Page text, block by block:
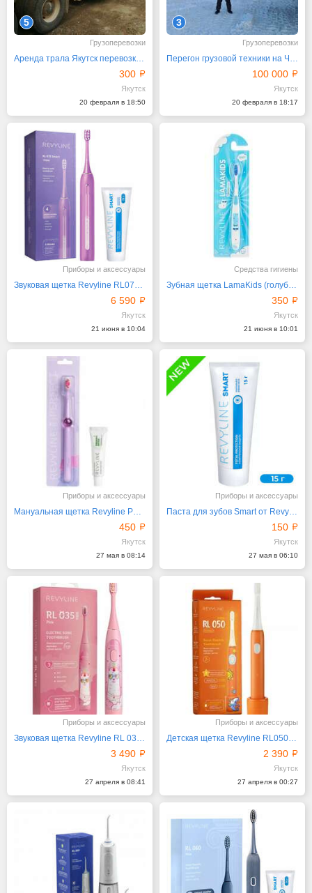
5
Грузоперевозки
Аренда трала Якутск перевозки по зимникам Якутии
300
Якутск
20 февраля в 18:50
3
Грузоперевозки
Перегон грузовой техники на Чукотку от 100000 руб
100 000
Якутск
20 февраля в 18:17
Приборы и аксессуары
Звуковая щетка Revyline RL070 Violet с пастой Смарт
6 590
Якутск
21 июня в 10:04
Средства гигиены
Зубная щетка LamaKids (голубая) от Revyline
350
Якутск
21 июня в 10:01
Приборы и аксессуары
Мануальная щетка Revyline Perfect, лиловая, и паста
450
Якутск
27 мая в 08:14
Приборы и аксессуары
Паста для зубов Smart от Revyline, 15 мл
150
Якутск
27 мая в 06:10
Приборы и аксессуары
Звуковая щетка Revyline RL 035 Kids, Pink
3 490
Якутск
27 апреля в 08:41
Приборы и аксессуары
Детская щетка Revyline RL050 Kids Orange, от 7 лет
2 390
Якутск
27 апреля в 00:27